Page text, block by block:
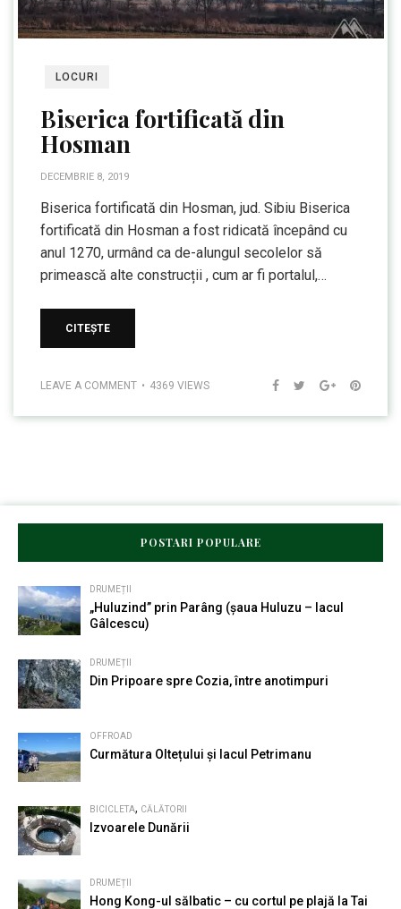
LOCURI
Biserica fortificată din
Hosman
DECEMBRIE 8, 2019
Biserica fortificată din Hosman, jud. Sibiu Biserica
fortificată din Hosman a fost ridicată începând cu
anul 1270, urmând ca de-alungul secolelor să
primească alte construcții , cum ar fi portalul,…
CITEȘTE
LEAVE A COMMENT 4369 VIEWS
POSTARI POPULARE
DRUMEȚII
„Huluzind” prin Parâng (șaua Huluzu – lacul
Gâlcescu)
DRUMEȚII
Din Pripoare spre Cozia, între anotimpuri
OFFROAD
Curmătura Oltețului și lacul Petrimanu
BICICLETA, CĂLĂTORII
Izvoarele Dunării
DRUMEȚII
Hong Kong-ul sălbatic – cu cortul pe plajă la Tai